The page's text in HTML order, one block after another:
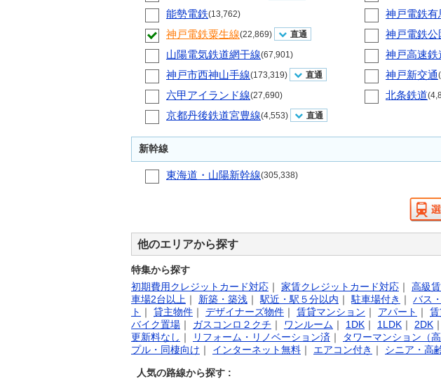
能勢電鉄(13,762) 神戸電鉄有
神戸電鉄粟生線(22,869) 直通 神戸電鉄公
山陽電気鉄道網干線(67,901) 神戸高速鉄
神戸市西神山手線(173,319) 直通 神戸新交通
六甲アイランド線(27,690) 北条鉄道
京都丹後鉄道宮豊線(4,553) 直通
新幹線
東海道・山陽新幹線(305,338)
他のエリアから探す
特集から探す
初期費用クレジットカード対応 ｜ 家賃クレジットカード対応 ｜ 高級
車場2台以上 ｜ 新築・築浅 ｜ 駅近・駅５分以内 ｜ 駐車場付き ｜ バス
ト ｜ 貸主物件 ｜ デザイナーズ物件 ｜ 賃貸マンション ｜ アパート ｜
バイク置場 ｜ ガスコンロ２クチ ｜ ワンルーム ｜ 1DK ｜ 1LDK ｜ 2DK ｜
更新料なし ｜ リフォーム・リノベーション済 ｜ タワーマンション（
プル・同棲向け ｜ インターネット無料 ｜ エアコン付き ｜ シニア・高
人気の路線から探す :